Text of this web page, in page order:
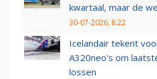
kwartaal, maar de
30-07-2026, 8:22
Icelandair tekent
A320neo's om
lossen